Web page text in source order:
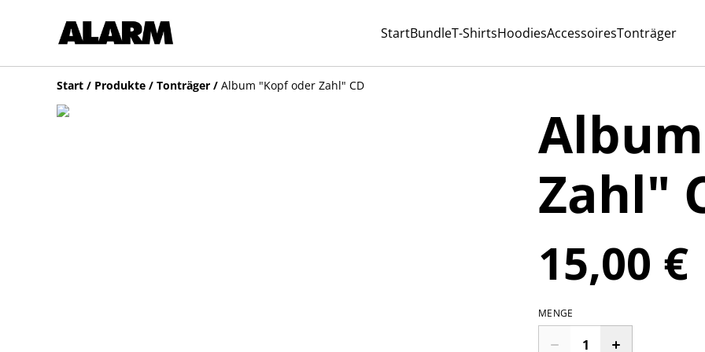
StartBundleT-ShirtsHoodiesAccessoiresTonträger
Start / Produkte / Tonträger / Album "Kopf oder Zahl" CD
Zahl"
15,00 €
MENGE